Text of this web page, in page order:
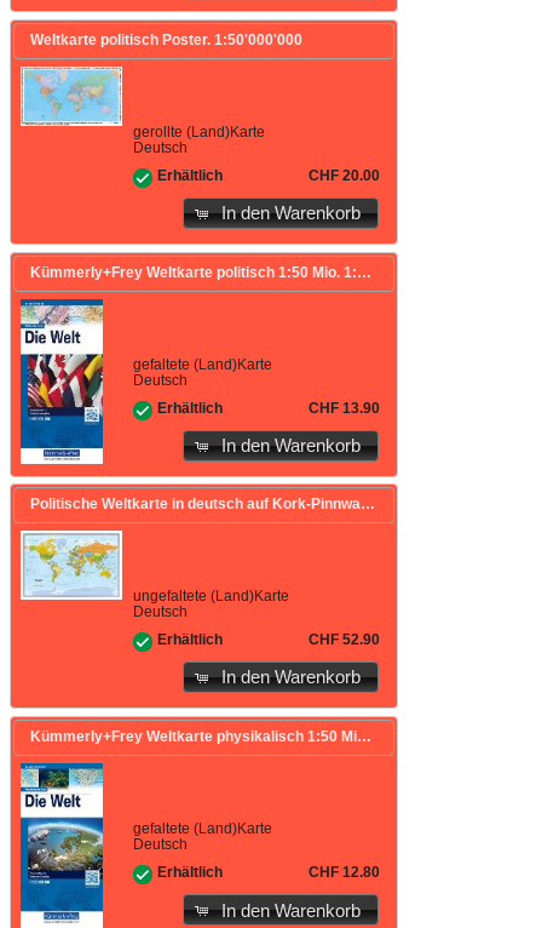
Weltkarte politisch Poster. 1:50'000'000
gerollte (Land)Karte
Deutsch
Erhältlich
CHF 20.00
In den Warenkorb
Kümmerly+Frey Weltkarte politisch 1:50 Mio. 1:50'000'000
gefaltete (Land)Karte
Deutsch
Erhältlich
CHF 13.90
In den Warenkorb
Politische Weltkarte in deutsch auf Kork-Pinnwand 90x60cm. 1:45'350'000
ungefaltete (Land)Karte
Deutsch
Erhältlich
CHF 52.90
In den Warenkorb
Kümmerly+Frey Weltkarte physikalisch 1:50 Mio. 1:50'000'000
gefaltete (Land)Karte
Deutsch
Erhältlich
CHF 12.80
In den Warenkorb